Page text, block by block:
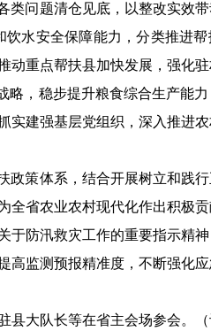
问题清仓见底，以整改实效
水安全保障能力，分类推进
动重点帮扶县加快发展，强化
略，稳步提升粮食综合生产能
建强基层党组织，深入推进农
策体系，结合开展树立和践
省农业农村现代化作出积极贡
防汛救灾工作的重要指示精
监测预报精准度，不断强化应
大队长等在省主会场参会。